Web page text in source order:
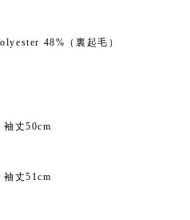
48%（裏起毛）
袖丈50cm
袖丈51cm